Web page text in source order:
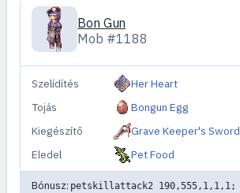
Bon Gun
Mob #1188
Szelídítés
Her Heart
Tojás
Bongun Egg
Kiegészítő
Grave Keeper's Sword
Eledel
Pet Food
Bónusz: petskillattack2 190,555,1,1,1;